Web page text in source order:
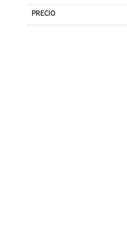
PRECIO